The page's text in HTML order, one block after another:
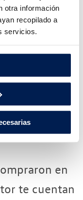
otra información
recopilado a
servicios.
- L/100
CONSUMO
EXTRAURBANO
EMISIONES
en
te cuentan